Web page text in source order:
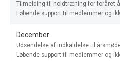
Tilmelding til holdtræning for foråret
Løbende support til medlemmer og
December
Udsendelse af indkaldelse til
Løbende support til medlemmer og